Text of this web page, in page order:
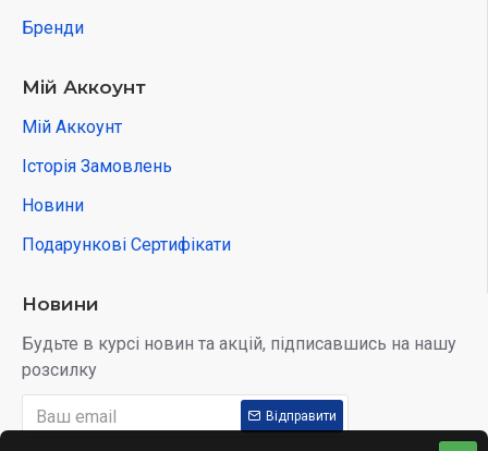
Бренди
Мій Аккоунт
Мій Аккоунт
Історія Замовлень
Новини
Подарункові Сертифікати
Новини
Будьте в курсі новин та акцій, підписавшись на нашу
розсилку
Відправити